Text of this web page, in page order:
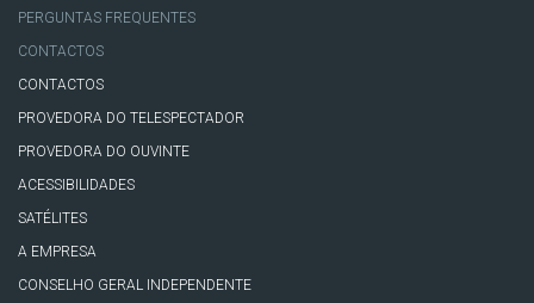
PERGUNTAS FREQUENTES
CONTACTOS
CONTACTOS
PROVEDORA DO TELESPECTADOR
PROVEDORA DO OUVINTE
ACESSIBILIDADES
SATÉLITES
A EMPRESA
CONSELHO GERAL INDEPENDENTE